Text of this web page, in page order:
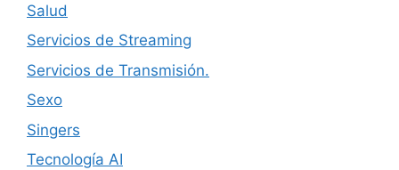
Salud
Servicios de Streaming
Servicios de Transmisión.
Sexo
Singers
Tecnología AI